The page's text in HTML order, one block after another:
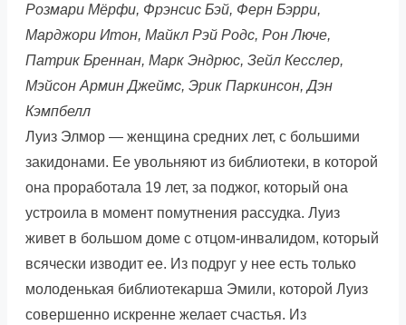
Розмари Мёрфи, Фрэнсис Бэй, Ферн Бэрри,
Марджори Итон, Майкл Рэй Родс, Рон Люче,
Патрик Бреннан, Марк Эндрюс, Зейл Кесслер,
Мэйсон Армин Джеймс, Эрик Паркинсон, Дэн
Кэмпбелл
Луиз Элмор — женщина средних лет, с большими
закидонами. Ее увольняют из библиотеки, в которой
она проработала 19 лет, за поджог, который она
устроила в момент помутнения рассудка. Луиз
живет в большом доме с отцом-инвалидом, который
всячески изводит ее. Из подруг у нее есть только
молоденькая библиотекарша Эмили, которой Луиз
совершенно искренне желает счастья. Из